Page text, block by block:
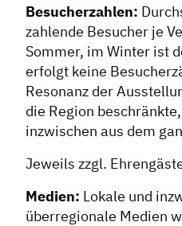
Presse
Mosaik
Expertenwissen
Besucherzahlen:
zahlende Besucher je
Sommer, im Winter ist
erfolgt keine
Resonanz der
die Region
inzwischen aus dem
Jeweils zzgl.
Medien: Lokale und
überregionale Medien